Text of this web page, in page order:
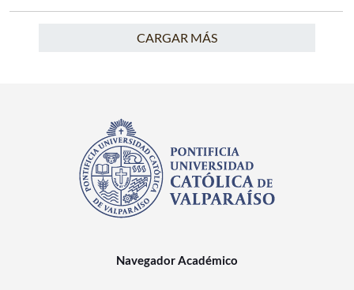
CARGAR MÁS
Navegador Académico